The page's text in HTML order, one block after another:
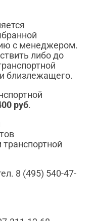
с менеджером.
либо до
близлежащего.
руб.
8 (495) 540-47-